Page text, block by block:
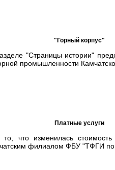
"Горный корпус"
"Страницы истории"
промышленности
Платные услуги
что изменилась
филиалом ФБУ "ТФГИ по